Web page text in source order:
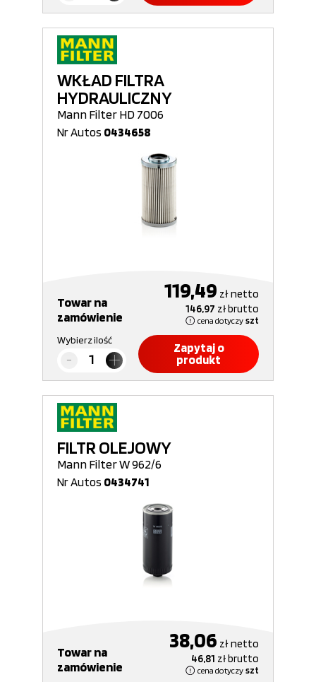
WKŁAD FILTRA
HYDRAULICZNY
Mann Filter HD 7006
Nr Autos 0434658
Towar na
zamówienie
119,49 złnetto
146,97 złbrutto
cena dotyczy szt
Wybierz ilość
Zapytaj o
produkt
FILTR OLEJOWY
Mann Filter W 962/6
Nr Autos 0434741
Towar na
zamówienie
38,06 złnetto
46,81 złbrutto
cena dotyczy szt